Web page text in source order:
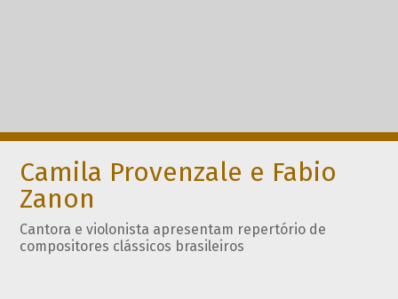
Camila Provenzale e Fabio
Zanon
Cantora e violonista apresentam repertório de
compositores clássicos brasileiros